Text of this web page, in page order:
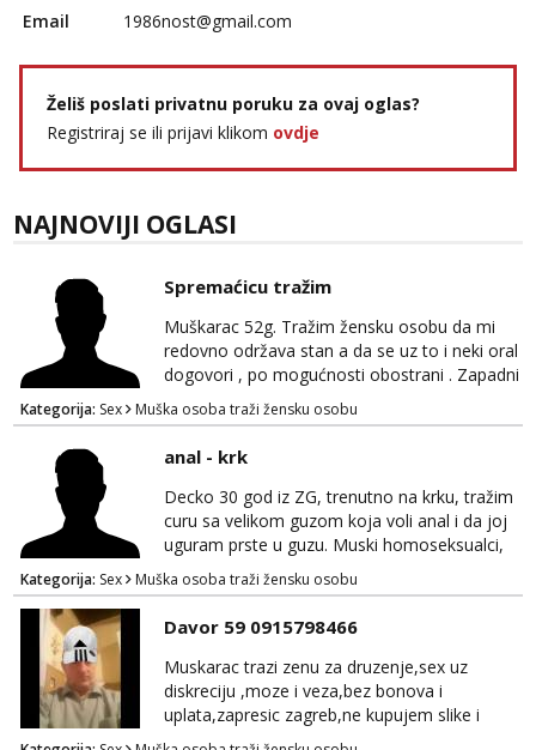
Email 1986nost@gmail.com
Želiš poslati privatnu poruku za ovaj oglas?
Registriraj se ili prijavi klikom ovdje
NAJNOVIJI OGLASI
Spremaćicu tražim
Muškarac 52g. Tražim žensku osobu da mi
redovno održava stan a da se uz to i neki oral
dogovori , po mogućnosti obostrani . Zapadni
dio Zagreba .Javiti se prvo porukom na
WhatsApp 0958634499
Kategorija: Sex Muška osoba traži žensku osobu
anal - krk
Decko 30 god iz ZG, trenutno na krku, tražim
curu sa velikom guzom koja voli anal i da joj
uguram prste u guzu. Muski homoseksualci,
parovi i transiči odjebite, ne zanimate me. Bilo
kakva placanja opcenito (gotovina) ili
unaprijed (aircash, paysafecard, bonovi) ne
dolaze u obzir. Javit se prvo porukom na
whatsapp 0958048882.
Kategorija: Sex Muška osoba traži žensku osobu
Davor 59 0915798466
Muskarac trazi zenu za druzenje,sex uz
diskreciju ,moze i veza,bez bonova i
uplata,zapresic zagreb,ne kupujem slike i
videa